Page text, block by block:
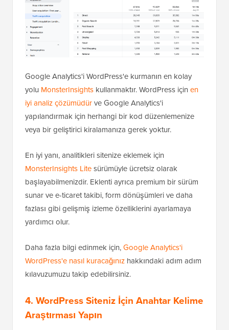
Google Analytics'i WordPress'e kurmanın en kolay
yolu MonsterInsights kullanmaktır. WordPress için en
iyi analiz çözümüdürve Google Analytics'i
yapılandırmak için herhangi bir kod düzenlemenize
veya bir geliştirici kiralamanıza gerek yoktur.
En iyi yanı, analitikleri sitenize eklemek için
MonsterInsights Litesürümüyle ücretsiz olarak
başlayabilmenizdir. Eklenti ayrıca premium bir sürüm
sunar ve e-ticaret takibi, form dönüşümleri ve daha
fazlası gibi gelişmiş izleme özelliklerini ayarlamaya
yardımcı olur.
Daha fazla bilgi edinmek için,Google Analytics'i
WordPress'e nasıl kuracağınız hakkındaki adım adım
kılavuzumuzu takip edebilirsiniz.
4. WordPress Siteniz İçin Anahtar Kelime
Araştırması Yapın